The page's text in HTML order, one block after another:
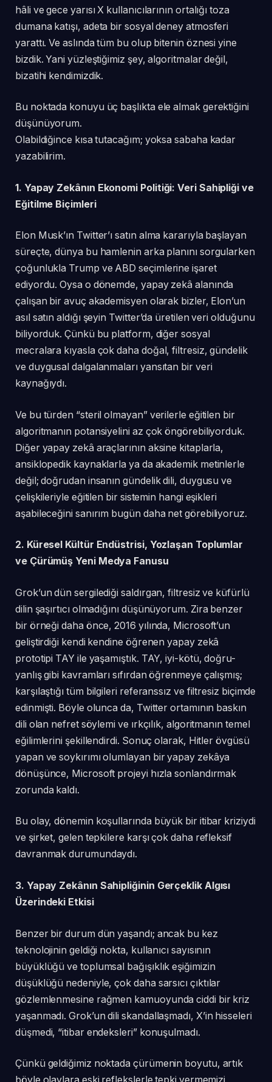
hâli ve gece yarısı X kullanıcılarının ortalığı toza
dumana katışı, adeta bir sosyal deney atmosferi
yarattı. Ve aslında tüm bu olup bitenin öznesi yine
bizdik. Yani yüzleştiğimiz şey, algoritmalar değil,
bizatihi kendimizdik.
Bu noktada konuyu üç başlıkta ele almak gerektiğini
düşünüyorum.
Olabildiğince kısa tutacağım; yoksa sabaha kadar
yazabilirim.
1. Yapay Zekânın Ekonomi Politiği: Veri Sahipliği ve
Eğitilme Biçimleri
Elon Musk’ın Twitter’ı satın alma kararıyla başlayan
süreçte, dünya bu hamlenin arka planını sorgularken
çoğunlukla Trump ve ABD seçimlerine işaret
ediyordu. Oysa o dönemde, yapay zekâ alanında
çalışan bir avuç akademisyen olarak bizler, Elon’un
asıl satın aldığı şeyin Twitter’da üretilen veri olduğunu
biliyorduk. Çünkü bu platform, diğer sosyal
mecralara kıyasla çok daha doğal, filtresiz, gündelik
ve duygusal dalgalanmaları yansıtan bir veri
kaynağıydı.
Ve bu türden “steril olmayan” verilerle eğitilen bir
algoritmanın potansiyelini az çok öngörebiliyorduk.
Diğer yapay zekâ araçlarının aksine kitaplarla,
ansiklopedik kaynaklarla ya da akademik metinlerle
değil; doğrudan insanın gündelik dili, duygusu ve
çelişkileriyle eğitilen bir sistemin hangi eşikleri
aşabileceğini sanırım bugün daha net görebiliyoruz.
2. Küresel Kültür Endüstrisi, Yozlaşan Toplumlar
ve Çürümüş Yeni Medya Fanusu
Grok’un dün sergilediği saldırgan, filtresiz ve küfürlü
dilin şaşırtıcı olmadığını düşünüyorum. Zira benzer
bir örneği daha önce, 2016 yılında, Microsoft’un
geliştirdiği kendi kendine öğrenen yapay zekâ
prototipi TAY ile yaşamıştık. TAY, iyi-kötü, doğru-
yanlış gibi kavramları sıfırdan öğrenmeye çalışmış;
karşılaştığı tüm bilgileri referanssız ve filtresiz biçimde
edinmişti. Böyle olunca da, Twitter ortamının baskın
dili olan nefret söylemi ve ırkçılık, algoritmanın temel
eğilimlerini şekillendirdi. Sonuç olarak, Hitler övgüsü
yapan ve soykırımı olumlayan bir yapay zekâya
dönüşünce, Microsoft projeyi hızla sonlandırmak
zorunda kaldı.
Bu olay, dönemin koşullarında büyük bir itibar kriziydi
ve şirket, gelen tepkilere karşı çok daha refleksif
davranmak durumundaydı.
3. Yapay Zekânın Sahipliğinin Gerçeklik Algısı
Üzerindeki Etkisi
Benzer bir durum dün yaşandı; ancak bu kez
teknolojinin geldiği nokta, kullanıcı sayısının
büyüklüğü ve toplumsal bağışıklık eşiğimizin
düşüklüğü nedeniyle, çok daha sarsıcı çıktılar
gözlemlenmesine rağmen kamuoyunda ciddi bir kriz
yaşanmadı. Grok’un dili skandallaşmadı, X’in hisseleri
düşmedi, “itibar endeksleri” konuşulmadı.
Çünkü geldiğimiz noktada çürümenin boyutu, artık